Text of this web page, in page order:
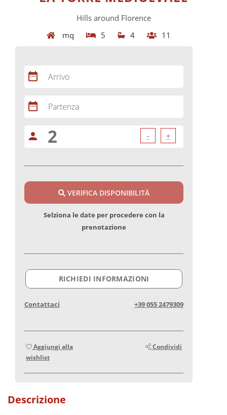
Hills around Florence
mq
5 4 11
Descrizione
date_range Arrivo
date_range Partenza
person - +
VERIFICA DISPONIBILITÀ
Selziona le date per procedere con la
prenotazione
RICHIEDI INFORMAZIONI
Contattaci +39 055 2479309
Aggiungi alla
wishlist
Condividi